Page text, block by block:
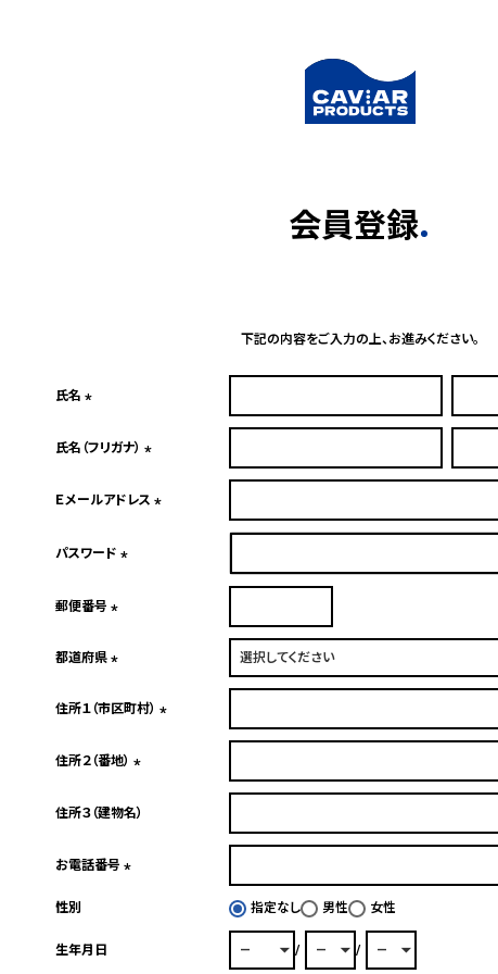
会員登録
下記の内容をご入力の上、お進みください。
氏名
須)
氏名（フリガナ）
須)
Ｅメールアドレス
パスワード
郵便番号
須)
都道府県
須)
住所１（市区町村）
住所２（番地）
須)
住所３（建物名）
お電話番号
性別 指定なし 男性 女性
生年月日